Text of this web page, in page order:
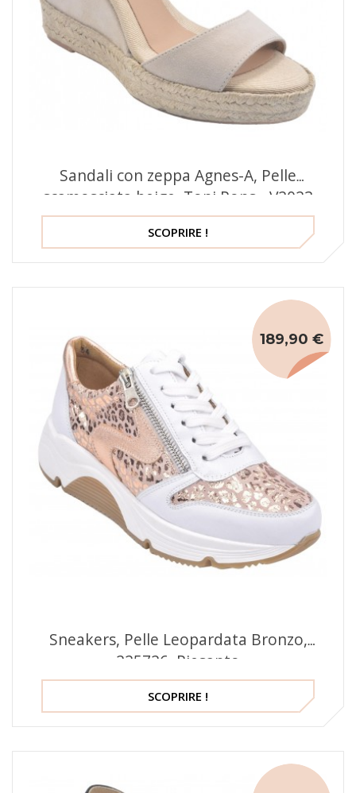
Sandali con zeppa Agnes-A, Pelle
scamosciata beige, Toni Pons - V2023
SCOPRIRE !
Sneakers, Pelle Leopardata Bronzo,
225726, Piesanto
189,90 €
SCOPRIRE !